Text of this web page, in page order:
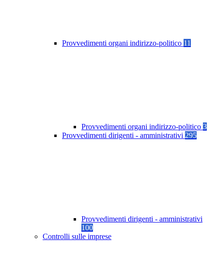
Provvedimenti organi indirizzo-politico 11
Provvedimenti organi indirizzo-politico 3
Provvedimenti dirigenti - amministrativi 295
Provvedimenti dirigenti - amministrativi
100
Controlli sulle imprese